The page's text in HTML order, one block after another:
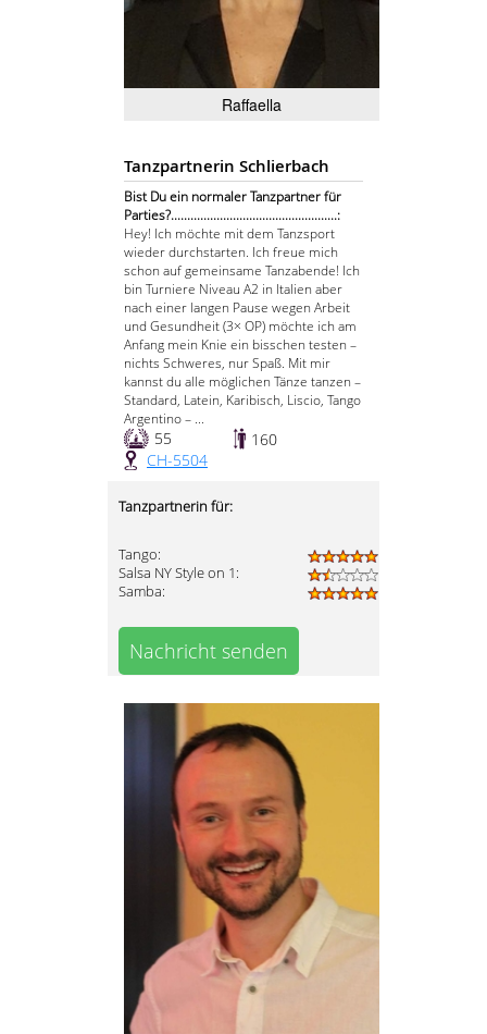
Raffaella
Tanzpartnerin Schlierbach
Bist Du ein normaler Tanzpartner für
Parties?...................................................:
Hey! Ich möchte mit dem Tanzsport
wieder durchstarten. Ich freue mich
schon auf gemeinsame Tanzabende! Ich
bin Turniere Niveau A2 in Italien aber
nach einer langen Pause wegen Arbeit
und Gesundheit (3× OP) möchte ich am
Anfang mein Knie ein bisschen testen –
nichts Schweres, nur Spaß. Mit mir
kannst du alle möglichen Tänze tanzen –
Standard, Latein, Karibisch, Liscio, Tango
Argentino – ...
55
160
CH-5504
Tanzpartnerin für:
Tango:
Salsa NY Style on 1:
Samba:
Nachricht senden